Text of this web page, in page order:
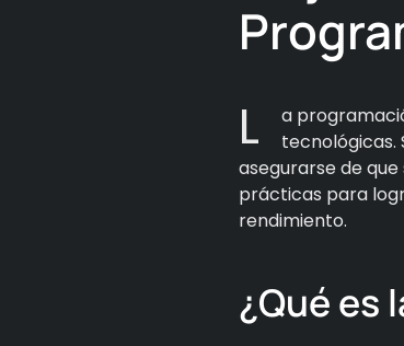
L
a
tecnológicas.
asegurarse de
prácticas para
rendimiento.
¿Qué es